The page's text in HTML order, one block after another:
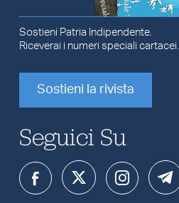
Sostieni Patria Indipendente.
Riceverai i numeri speciali cartacei.
Sostieni la rivista
Seguici Su